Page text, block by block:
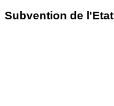
Subvention de l'Etat